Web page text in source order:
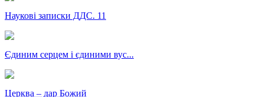
Наукові записки ДДС. 11
Єдиним серцем і єдиними вус...
Церква – дар Божий